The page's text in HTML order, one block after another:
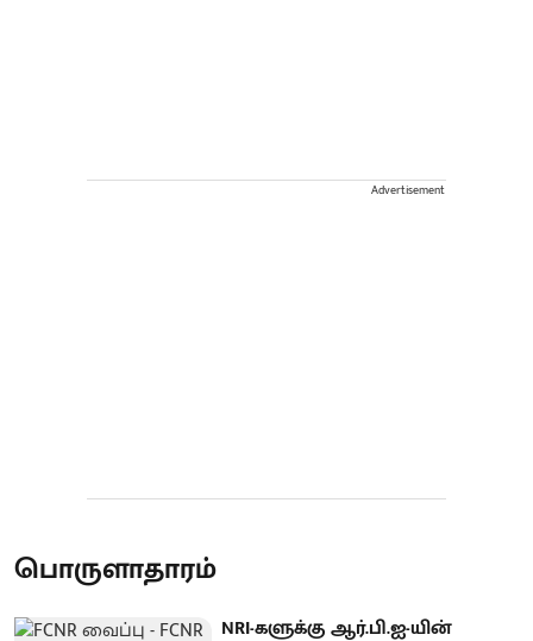
Advertisement
பொருளாதாரம்
NRI-களுக்கு ஆர்.பி.ஐ-யின்